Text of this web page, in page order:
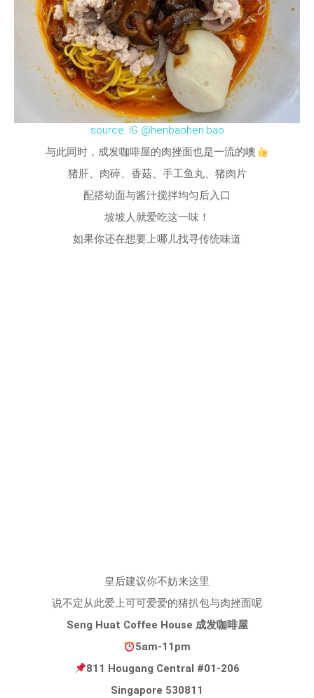
source: IG @henbaohen.bao
与此同时，成发咖啡屋的肉挫面也是一流的噢
猪肝、肉碎、香菇、手工鱼丸、猪肉片
配搭幼面与酱汁搅拌均匀后入口
坡坡人就爱吃这一味！
如果你还在想要上哪儿找寻传统味道
皇后建议你不妨来这里
说不定从此爱上可可爱爱的猪扒包与肉挫面呢
Seng Huat Coffee House 成发咖啡屋
5am-11pm
811 Hougang Central #01-206
Singapore 530811